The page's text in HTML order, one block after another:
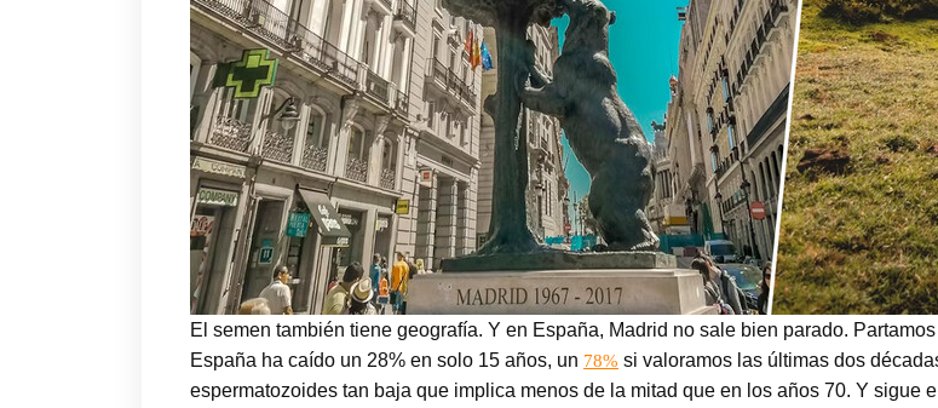
El semen también tiene geografía. Y en España, Madrid no sale bien parado.
España ha caído un 28% en solo 15 años, un 78% si valoramos las últimas dos
espermatozoides tan baja que implica menos de la mitad que en los años 70. Y sigue